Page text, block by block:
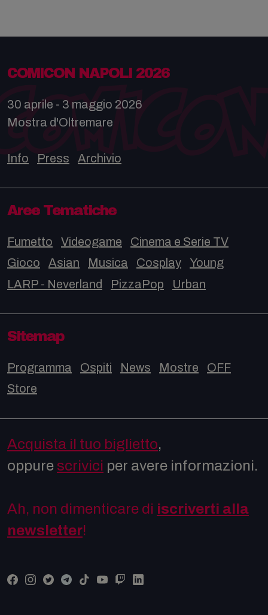
COMICON NAPOLI 2026
30 aprile - 3 maggio 2026
Mostra d'Oltremare
Info Press Archivio
Aree Tematiche
Fumetto Videogame
Cinema e Serie TV
Gioco
Asian Musica Cosplay
Young
LARP - Neverland
PizzaPop Urban
Sitemap
Programma Ospiti News Mostre
OFF
Store
Acquista il tuo biglietto,
oppure scrivici per avere informazioni.
Ah, non dimenticare di iscriverti alla
newsletter!